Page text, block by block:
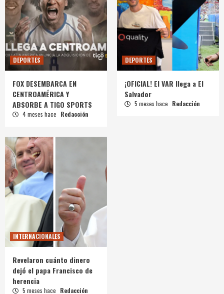
DEPORTES
FOX DESEMBARCA EN
CENTROAMÉRICA Y
ABSORBE A TIGO SPORTS
4 meses hace Redacción
DEPORTES
¡OFICIAL! El VAR llega a El
Salvador
5 meses hace Redacción
INTERNACIONALES
Revelaron cuánto dinero
dejó el papa Francisco de
herencia
5 meses hace Redacción